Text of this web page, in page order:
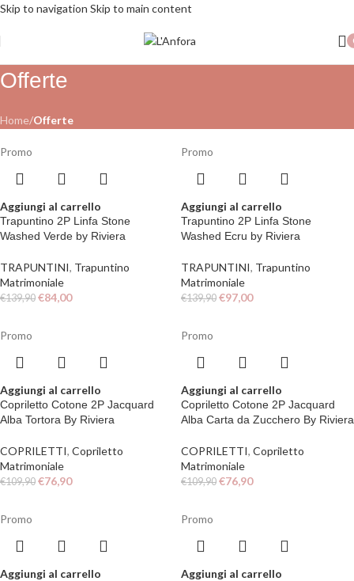
Skip to navigation Skip to main content
Offerte
Home/Offerte
Promo
Aggiungi al carrello
Trapuntino 2P Linfa Stone
Washed Verde by Riviera
TRAPUNTINI, Trapuntino
Matrimoniale
€139,90 €84,00
Promo
Aggiungi al carrello
Trapuntino 2P Linfa Stone
Washed Ecru by Riviera
TRAPUNTINI, Trapuntino
Matrimoniale
€139,90 €97,00
Promo
Aggiungi al carrello
Copriletto Cotone 2P Jacquard
Alba Tortora By Riviera
COPRILETTI, Copriletto
Matrimoniale
€109,90 €76,90
Promo
Aggiungi al carrello
Copriletto Cotone 2P Jacquard
Alba Carta da Zucchero By Riviera
COPRILETTI, Copriletto
Matrimoniale
€109,90 €76,90
Promo
Aggiungi al carrello
Promo
Aggiungi al carrello